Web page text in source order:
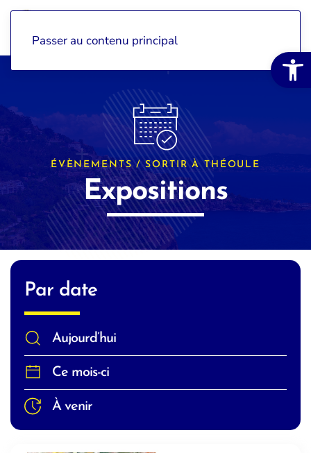
Ouvrir
Passer au contenu principal
ÉVÈNEMENTS / SORTIR À THÉOULE
Expositions
Par date
Aujourd’hui
Ce mois-ci
À venir